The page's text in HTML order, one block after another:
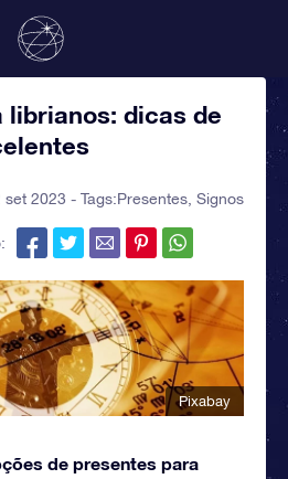
librianos: dicas de
set 2023 - Tags:Presentes Signos
Pixabay
de presentes para